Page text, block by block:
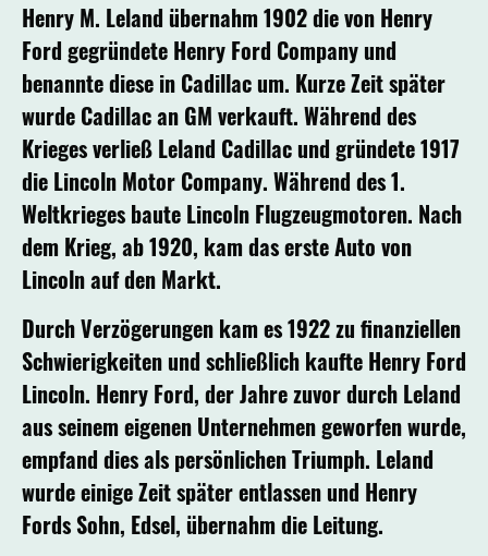
Henry M. Leland übernahm 1902 die von Henry
Ford gegründete Henry Ford Company und
benannte diese in Cadillac um. Kurze Zeit später
wurde Cadillac an GM verkauft. Während des
Krieges verließ Leland Cadillac und gründete 1917
die Lincoln Motor Company. Während des 1.
Weltkrieges baute Lincoln Flugzeugmotoren. Nach
dem Krieg, ab 1920, kam das erste Auto von
Lincoln auf den Markt.
Durch Verzögerungen kam es 1922 zu finanziellen
Schwierigkeiten und schließlich kaufte Henry Ford
Lincoln. Henry Ford, der Jahre zuvor durch Leland
aus seinem eigenen Unternehmen geworfen wurde,
empfand dies als persönlichen Triumph. Leland
wurde einige Zeit später entlassen und Henry
Fords Sohn, Edsel, übernahm die Leitung.